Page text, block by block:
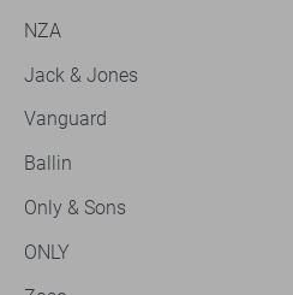
NZA
Jack & Jones
Vanguard
Ballin
Only & Sons
ONLY